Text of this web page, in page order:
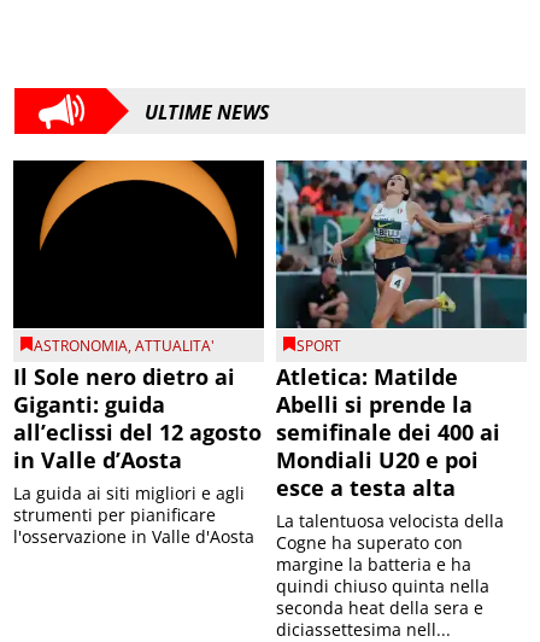
ULTIME NEWS
ASTRONOMIA,ATTUALITA'
Il Sole nero dietro ai
Giganti: guida
all’eclissi del 12 agosto
in Valle d’Aosta
La guida ai siti migliori e agli
strumenti per pianificare
l'osservazione in Valle d'Aosta
SPORT
Atletica: Matilde
Abelli si prende la
semifinale dei 400 ai
Mondiali U20 e poi
esce a testa alta
La talentuosa velocista della
Cogne ha superato con
margine la batteria e ha
quindi chiuso quinta nella
seconda heat della sera e
diciassettesima nell...